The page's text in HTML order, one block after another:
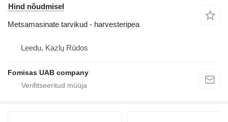
Hind nõudmisel
Metsamasinate tarvikud - harvesteripea
Leedu, Kazlų Rūdos
Fomisas UAB company